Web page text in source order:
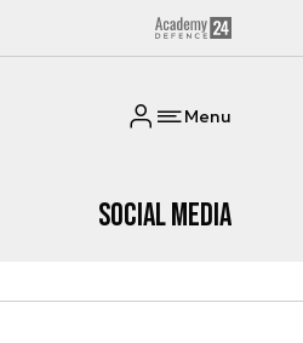
Menu
Social media